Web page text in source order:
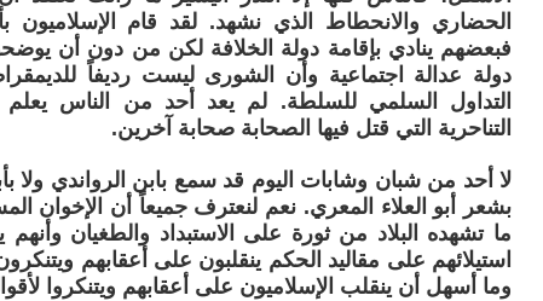
الحضاري والانحطاط الذي نشهد. لقد قام الإسلاميون
فبعضهم ينادي بإقامة دولة الخلافة لكن من دون أن
دولة عدالة اجتماعية وأن الشورى ليست رديفاً
التداول السلمي للسلطة. لم يعد أحد من الناس
التناحرية التي قتل فيها الصحابة صحابة آخرين.
لا أحد من شبان وشابات اليوم قد سمع بابن الرواندي ولا
بشعر أبو العلاء المعري. نعم لنعترف جميعاً أن الإخوان
ما تشهده البلاد من ثورة على الاستبداد والطغيان وأنهم
استيلائهم على مقاليد الحكم ينقلبون على أعقابهم
وما أسهل أن ينقلب الإسلاميون على أعقابهم ويتنكروا